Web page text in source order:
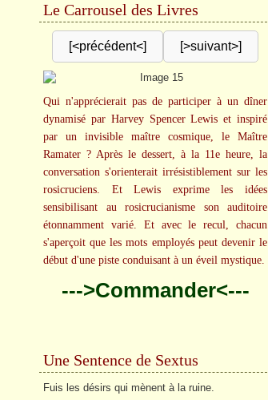
Le Carrousel des Livres
[<précédent<] [>suivant>]
Qui n'apprécierait pas de participer à un dîner
dynamisé par Harvey Spencer Lewis et inspiré
par un invisible maître cosmique, le Maître
Ramater ? Après le dessert, à la 11e heure, la
conversation s'orienterait irrésistiblement sur les
rosicruciens. Et Lewis exprime les idées
sensibilisant au rosicrucianisme son auditoire
étonnamment varié. Et avec le recul, chacun
s'aperçoit que les mots employés peut devenir le
début d'une piste conduisant à un éveil mystique.
--->Commander<---
Une Sentence de Sextus
Fuis les désirs qui mènent à la ruine.